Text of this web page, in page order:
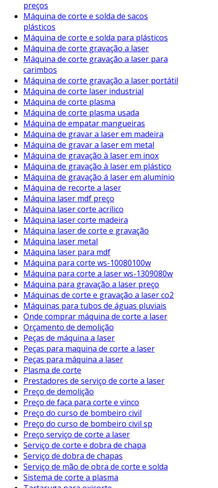
preços
Máquina de corte e solda de sacos
plásticos
Máquina de corte e solda para plásticos
Máquina de corte gravação a laser
Máquina de corte gravação a laser para
carimbos
Máquina de corte gravação a laser portátil
Máquina de corte laser industrial
Máquina de corte plasma
Máquina de corte plasma usada
Máquina de empatar mangueiras
Máquina de gravar a laser em madeira
Máquina de gravar a laser em metal
Máquina de gravação à laser em inox
Máquina de gravação à laser em plástico
Máquina de gravação á laser em alumínio
Máquina de recorte a laser
Máquina laser mdf preço
Máquina laser corte acrílico
Máquina laser corte madeira
Máquina laser de corte e gravação
Máquina laser metal
Máquina laser para mdf
Máquina para corte ws-10080100w
Máquina para corte a laser ws-1309080w
Máquina para gravação a laser preço
Máquinas de corte e gravação a laser co2
Máquinas para tubos de águas pluviais
Onde comprar máquina de corte a laser
Orçamento de demolição
Peças de máquina a laser
Peças para maquina de corte a laser
Peças para máquina a laser
Plasma de corte
Prestadores de serviço de corte a laser
Preço de demolição
Preço de faca para corte e vinco
Preço do curso de bombeiro civil
Preço do curso de bombeiro civil sp
Preço serviço de corte a laser
Serviço de corte e dobra de chapa
Serviço de dobra de chapas
Serviço de mão de obra de corte e solda
Sistema de corte a plasma